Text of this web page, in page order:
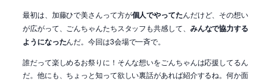
最初は、加藤ひで美さんって方が個人でやってたんだけど、その想い
が広がって、ごんちゃんたちスタッフも共感して、 みんなで協力する
ようになったんだ。今回は3会場で一斉で。
誰だって楽しめるお祭りに！そんな想いをごんちゃんは応援してるん
だ。他にも、ちょっと知って欲しい裏話があれば紹介するね。何か面